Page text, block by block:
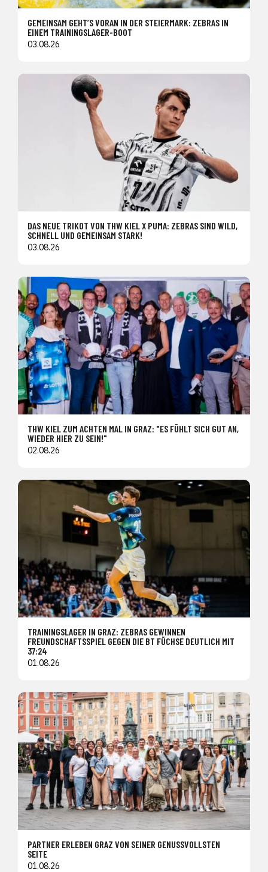
GEMEINSAM GEHT’S VORAN IN DER STEIERMARK: ZEBRAS IN
EINEM TRAININGSLAGER-BOOT
03.08.26
DAS NEUE TRIKOT VON THW KIEL X PUMA: ZEBRAS SIND WILD,
SCHNELL UND GEMEINSAM STARK!
03.08.26
THW KIEL ZUM ACHTEN MAL IN GRAZ: "ES FÜHLT SICH GUT AN,
WIEDER HIER ZU SEIN!"
02.08.26
TRAININGSLAGER IN GRAZ: ZEBRAS GEWINNEN
FREUNDSCHAFTSSPIEL GEGEN DIE BT FÜCHSE DEUTLICH MIT
37:24
01.08.26
PARTNER ERLEBEN GRAZ VON SEINER GENUSSVOLLSTEN
SEITE
01.08.26